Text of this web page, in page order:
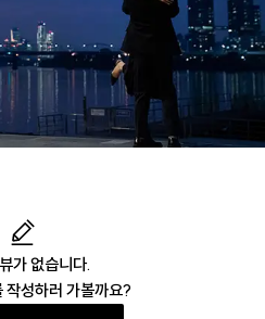
가 없습니다.
작성하러 가볼까요?